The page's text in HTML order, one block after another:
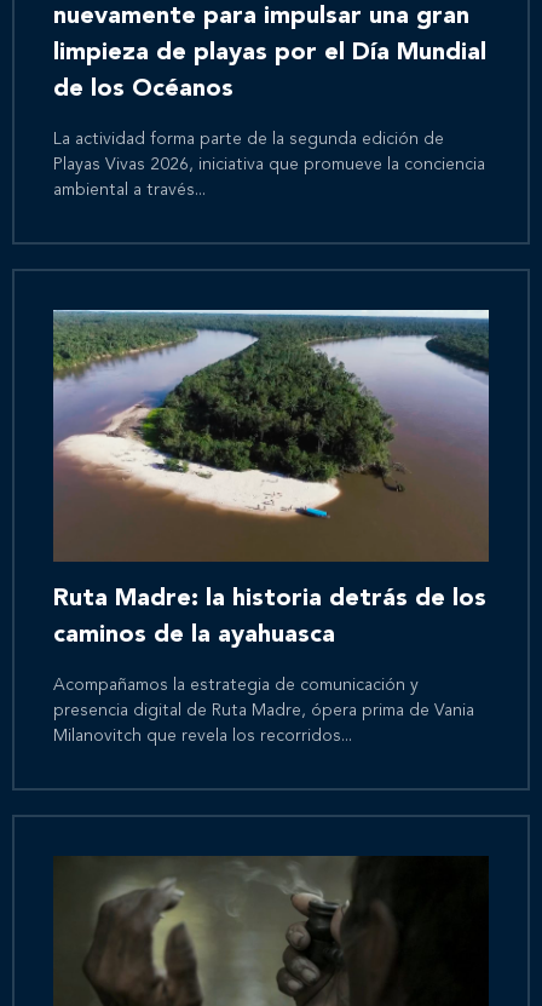
nuevamente para impulsar una gran
limpieza de playas por el Día Mundial
de los Océanos
La actividad forma parte de la segunda edición de
Playas Vivas 2026, iniciativa que promueve la conciencia
ambiental a través...
Ruta Madre: la historia detrás de los
caminos de la ayahuasca
Acompañamos la estrategia de comunicación y
presencia digital de Ruta Madre, ópera prima de Vania
Milanovitch que revela los recorridos...